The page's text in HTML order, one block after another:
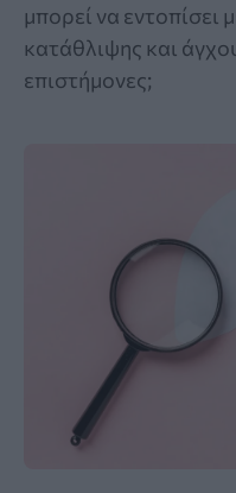
μπορεί να εντοπίσει
κατάθλιψης και
επιστήμονες;